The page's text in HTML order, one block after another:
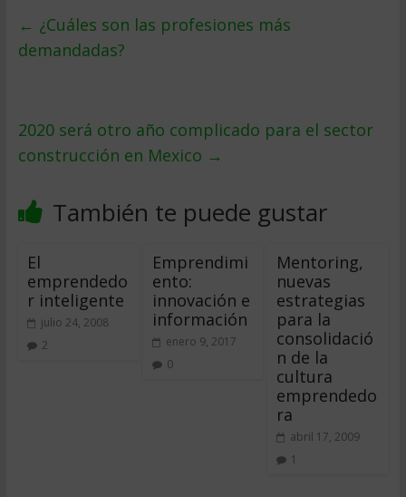
← ¿Cuáles son las profesiones más
demandadas?
2020 será otro año complicado para el sector
construcción en Mexico →
También te puede gustar
El
emprendedo
r inteligente
julio 24, 2008
2
Emprendimi
ento:
innovación e
información
enero 9, 2017
0
Mentoring,
nuevas
estrategias
para la
consolidació
n de la
cultura
emprendedo
ra
abril 17, 2009
1